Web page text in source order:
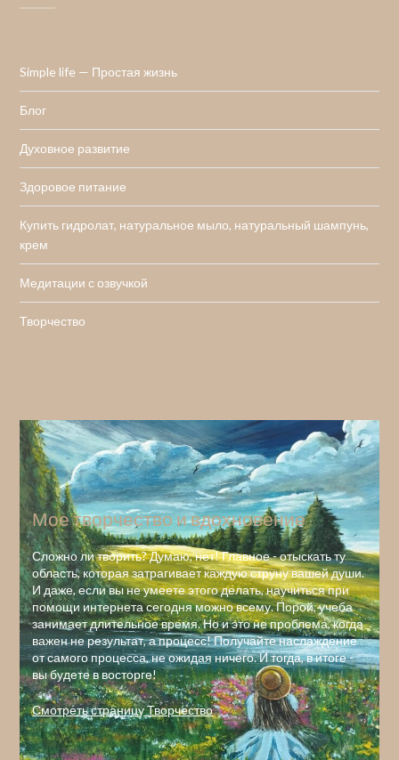
Simple life — Простая жизнь
Блог
Духовное развитие
Здоровое питание
Купить гидролат, натуральное мыло, натуральный шампунь,
крем
Медитации с озвучкой
Творчество
Мое творчество и вдохновение
Сложно ли творить? Думаю, нет! Главное - отыскать ту
область, которая затрагивает каждую струну вашей души.
И даже, если вы не умеете этого делать, научиться при
помощи интернета сегодня можно всему. Порой, учеба
занимает длительное время. Но и это не проблема, когда
важен не результат, а процесс! Получайте наслаждение
от самого процесса, не ожидая ничего. И тогда, в итоге -
вы будете в восторге!
Смотреть страницу Творчество